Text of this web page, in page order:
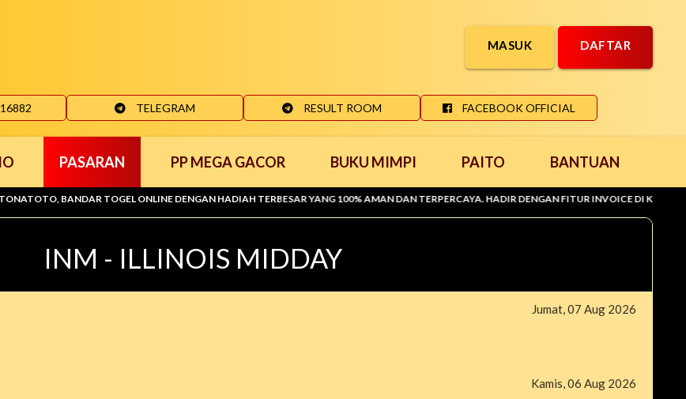
MASUK DAFTAR
TELEGRAM RESULT ROOM FACEBOOK OFFICIAL
PASARAN PP MEGA GACOR BUKU MIMPI PAITO BANTUAN
BANDAR TOGEL ONLINE DENGAN HADIAH TERBESAR YANG 100% AMAN DAN TERPERCAYA. HADIR DENGAN FITUR INVOICE DI KIRIM KE EMAIL
INM - ILLINOIS MIDDAY
Jumat, 07 Aug 2026
Kamis, 06 Aug 2026